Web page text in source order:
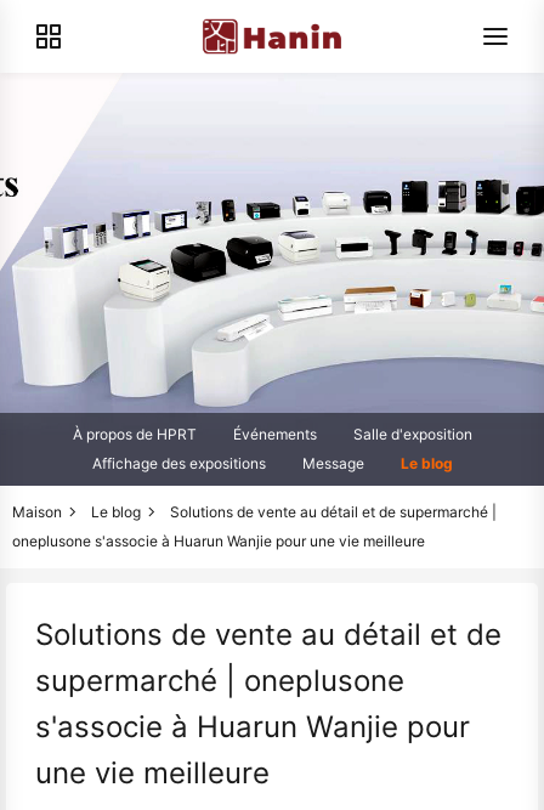
À propos de HPRT Événements
Salle d'exposition
Affichage des expositions
Message Le blog
Maison Le blog
Solutions de vente au détail et de supermarché |
oneplusone s'associe à Huarun Wanjie pour une vie meilleure
Solutions de vente au détail et de
supermarché | oneplusone
s'associe à Huarun Wanjie pour
une vie meilleure